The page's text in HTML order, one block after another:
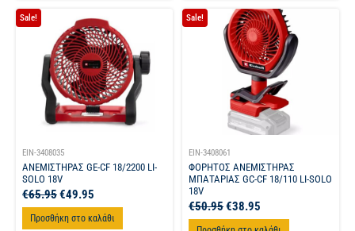
Sale!
EIN-3408035
ΑΝΕΜΙΣΤΗΡΑΣ GE-CF 18/2200 LI-
SOLO 18V
€65.95€49.95
Προσθήκη στο καλάθι
Sale!
EIN-3408061
ΦΟΡΗΤΟΣ ΑΝΕΜΙΣΤΗΡΑΣ
ΜΠΑΤΑΡΙΑΣ GC-CF 18/110 LI-SOLO
18V
€50.95€38.95